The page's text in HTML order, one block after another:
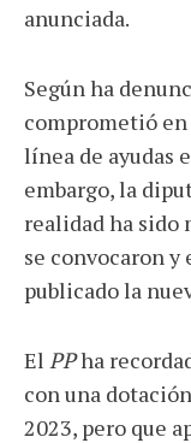
anunciada.
Según ha
comprometió en
línea de ayudas
embargo, la
realidad ha sido
se convocaron y
publicado la
El PPha
con una
2023, pero que